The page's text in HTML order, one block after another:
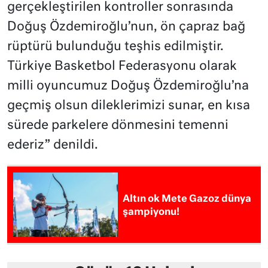
gerçekleştirilen kontroller sonrasında
Doğuş Özdemiroğlu’nun, ön çapraz bağ
rüptürü bulunduğu teşhis edilmiştir.
Türkiye Basketbol Federasyonu olarak
milli oyuncumuz Doğuş Özdemiroğlu’na
geçmiş olsun dileklerimizi sunar, en kısa
sürede parkelere dönmesini temenni
ederiz” denildi.
Altın ok Mete Gazoz dünya
şampiyonu!